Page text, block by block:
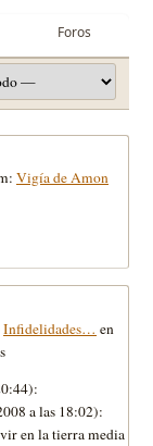
Foros
Vigía de Amon
Infidelidades… en
a las 18:02):
en la tierra media